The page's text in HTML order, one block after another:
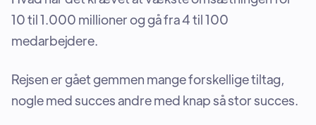
10 til 1.000 millioner og gå fra 4 til 100
medarbejdere.
Rejsen er gået gemmen mange forskellige tiltag,
nogle med succes andre med knap så stor succes.